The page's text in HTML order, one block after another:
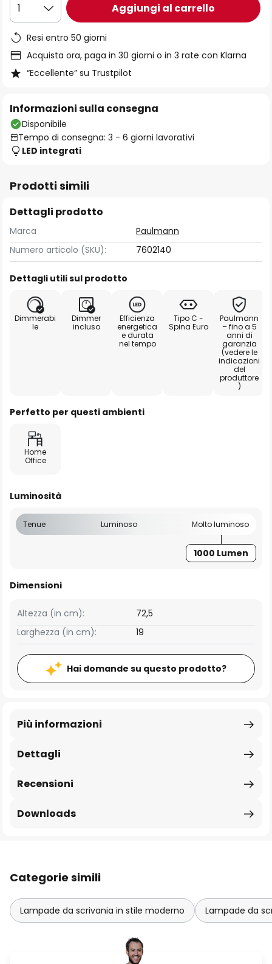
1 Aggiungi al carrello
Resi entro 50 giorni
Acquista ora, paga in 30 giorni o in 3 rate con Klarna
“Eccellente” su Trustpilot
Informazioni sulla consegna
Disponibile
Tempo di consegna: 3 - 6 giorni lavorativi
LED integrati
Prodotti simili
Dettagli prodotto
Marca
Paulmann
Numero articolo (SKU):
7602140
Dettagli utili sul prodotto
Dimmerabi
le
Dimmer
incluso
Efficienza
energetica
e durata
nel tempo
Tipo C -
Spina Euro
Paulmann
– fino a 5
anni di
garanzia
(vedere le
indicazioni
del
produttore
)
Perfetto per questi ambienti
Home
Office
Luminosità
Tenue Luminoso Molto luminoso
1000 Lumen
Dimensioni
Larghezza (in cm): 19
Altezza (in cm): 72,5
Hai domande su questo prodotto?
Dettagli
Più informazioni
Recensioni
Downloads
Categorie simili
Lampade da scrivania in stile moderno Lampade da